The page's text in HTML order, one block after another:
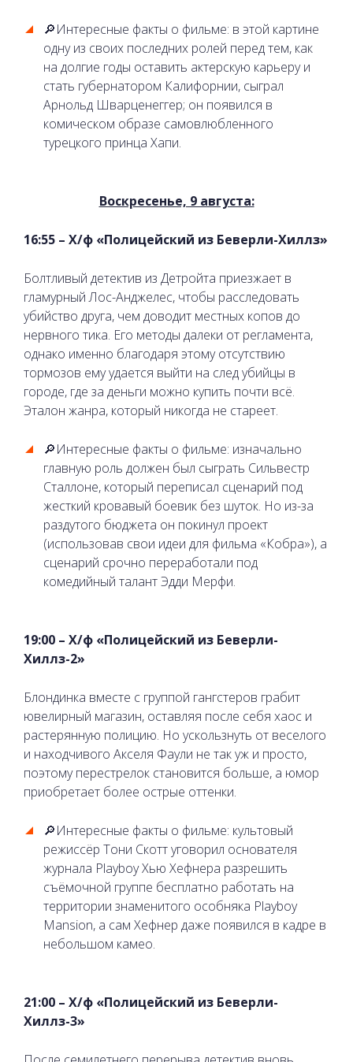
🔎Интересные факты о фильме: в этой картине
одну из своих последних ролей перед тем, как
на долгие годы оставить актерскую карьеру и
стать губернатором Калифорнии, сыграл
Арнольд Шварценеггер; он появился в
комическом образе самовлюбленного
турецкого принца Хапи.
Воскресенье, 9 августа:
16:55 – Х/ф «Полицейский из Беверли-Хиллз»
Болтливый детектив из Детройта приезжает в
гламурный Лос-Анджелес, чтобы расследовать
убийство друга, чем доводит местных копов до
нервного тика. Его методы далеки от регламента,
однако именно благодаря этому отсутствию
тормозов ему удается выйти на след убийцы в
городе, где за деньги можно купить почти всё.
Эталон жанра, который никогда не стареет.
🔎Интересные факты о фильме: изначально
главную роль должен был сыграть Сильвестр
Сталлоне, который переписал сценарий под
жесткий кровавый боевик без шуток. Но из-за
раздутого бюджета он покинул проект
(использовав свои идеи для фильма «Кобра»), а
сценарий срочно переработали под
комедийный талант Эдди Мерфи.
19:00 – Х/ф «Полицейский из Беверли-
Хиллз-2»
Блондинка вместе с группой гангстеров грабит
ювелирный магазин, оставляя после себя хаос и
растерянную полицию. Но ускользнуть от веселого
и находчивого Акселя Фаули не так уж и просто,
поэтому перестрелок становится больше, а юмор
приобретает более острые оттенки.
🔎Интересные факты о фильме: культовый
режиссёр Тони Скотт уговорил основателя
журнала Playboy Хью Хефнера разрешить
съёмочной группе бесплатно работать на
территории знаменитого особняка Playboy
Mansion, а сам Хефнер даже появился в кадре в
небольшом камео.
21:00 – Х/ф «Полицейский из Беверли-
Хиллз-3»